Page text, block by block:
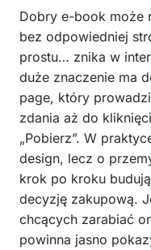
Dobry e-book może
bez odpowiedniej
prostu… znika w
duże znaczenie ma
page, który
zdania aż do
„Pobierz”. W
design, lecz o
krok po kroku
decyzję zakupową.
chcących zarabiać
powinna jasno